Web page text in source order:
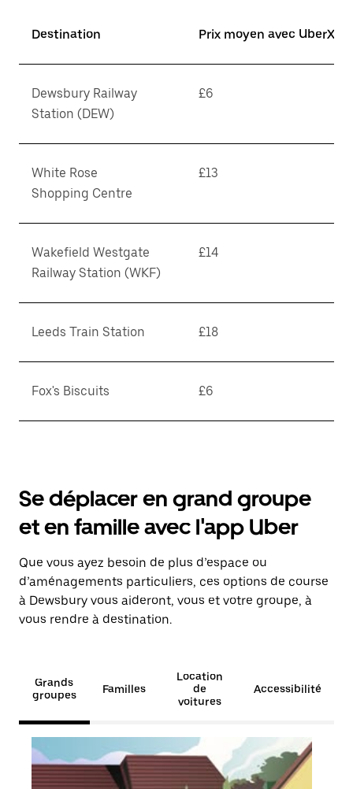
Destination Prix moyen avec UberX*
Dewsbury Railway
Station (DEW)
£6
White Rose
Shopping Centre
£13
Wakefield Westgate
Railway Station (WKF)
£14
Leeds Train Station £18
Fox's Biscuits £6
Se déplacer en grand groupe
et en famille avec l'app Uber
Que vous ayez besoin de plus d’espace ou
d’aménagements particuliers, ces options de course
à Dewsbury vous aideront, vous et votre groupe, à
vous rendre à destination.
Grands
groupes
Familles
Location
de
voitures
Accessibilité